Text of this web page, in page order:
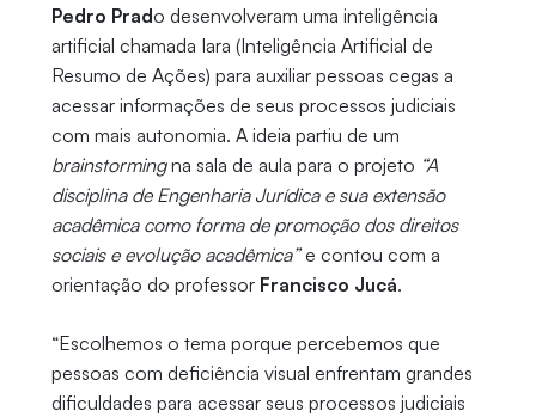
Pedro Prado desenvolveram uma inteligência
artificial chamada Iara (Inteligência Artificial de
Resumo de Ações) para auxiliar pessoas cegas a
acessar informações de seus processos judiciais
com mais autonomia. A ideia partiu de um
brainstormingna sala de aula para o projeto “A
disciplina de Engenharia Jurídica e sua extensão
acadêmica como forma de promoção dos direitos
sociais e evolução acadêmica”e contou com a
orientação do professor Francisco Jucá.
“Escolhemos o tema porque percebemos que
pessoas com deficiência visual enfrentam grandes
dificuldades para acessar seus processos judiciais